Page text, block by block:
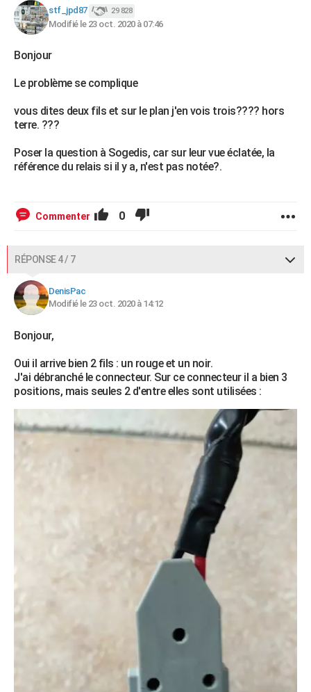
stf_jpd87 29 828
Modifié le 23 oct. 2020 à 07:46
Bonjour
Le problème se complique
vous dites deux fils et sur le plan j'en vois trois???? hors
terre. ???
Poser la question à Sogedis, car sur leur vue éclatée, la
référence du relais si il y a, n'est pas notée?.
Commenter 0
RÉPONSE 4 / 7
DenisPac
Modifié le 23 oct. 2020 à 14:12
Bonjour,
Oui il arrive bien 2 fils : un rouge et un noir.
J'ai débranché le connecteur. Sur ce connecteur il a bien 3
positions, mais seules 2 d'entre elles sont utilisées :